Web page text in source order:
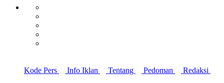
Kode Pers Info Iklan Tentang Pedoman Redaksi